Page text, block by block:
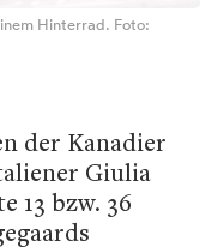
Hinterrad. Foto:
der Kanadier
Giulia
13 bzw. 36